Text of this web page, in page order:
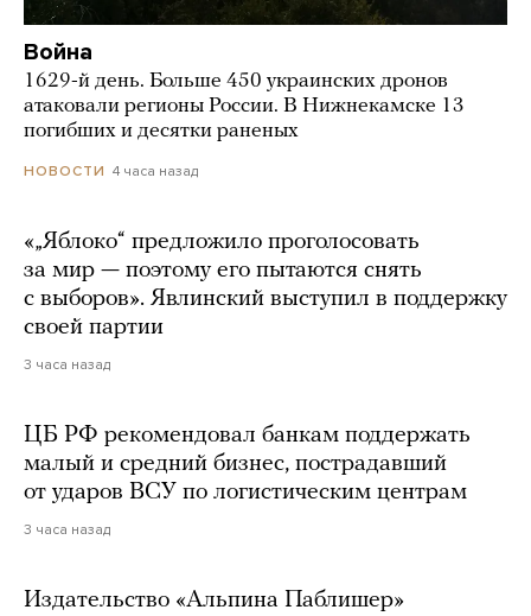
Война
1629-й день. Больше 450 украинских дронов
атаковали регионы России. В Нижнекамске 13
погибших и десятки раненых
НОВОСТИ 4 часа назад
«„Яблоко“ предложило проголосовать
за мир — поэтому его пытаются снять
с выборов». Явлинский выступил в поддержку
своей партии
3 часа назад
ЦБ РФ рекомендовал банкам поддержать
малый и средний бизнес, пострадавший
от ударов ВСУ по логистическим центрам
3 часа назад
Издательство «Альпина Паблишер»